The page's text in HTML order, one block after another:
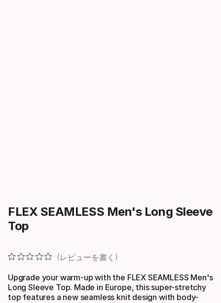
FLEX SEAMLESS Men's Long Sleeve
Top
レビューを書く
Upgrade your warm-up with the FLEX SEAMLESS Men's
Long Sleeve Top. Made in Europe, this super-stretchy
top features a new seamless knit design with body-